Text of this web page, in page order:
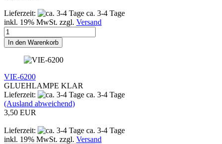
Lieferzeit:
ca. 3-4 Tage
inkl. 19% MwSt. zzgl. Versand
In den Warenkorb
VIE-6200
GLUEHLAMPE KLAR
Lieferzeit:
ca. 3-4 Tage
(Ausland abweichend)
3,50 EUR
Lieferzeit:
ca. 3-4 Tage
inkl. 19% MwSt. zzgl. Versand